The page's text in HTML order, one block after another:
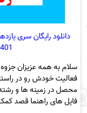
دانلود رایگان سری
1401-دبیرستان زکریای
سلام به همه عزیزان
فعالیت خودش رو در
محصل در زمینه ها و
فایل های راهنما قصد کمک